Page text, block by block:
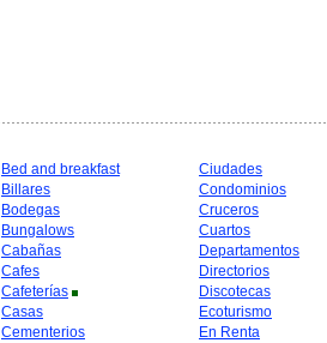
Bed and breakfast
Billares
Bodegas
Bungalows
Cabañas
Cafes
Cafeterías
Casas
Cementerios
Ciudades
Condominios
Cruceros
Cuartos
Departamentos
Directorios
Discotecas
Ecoturismo
En Renta